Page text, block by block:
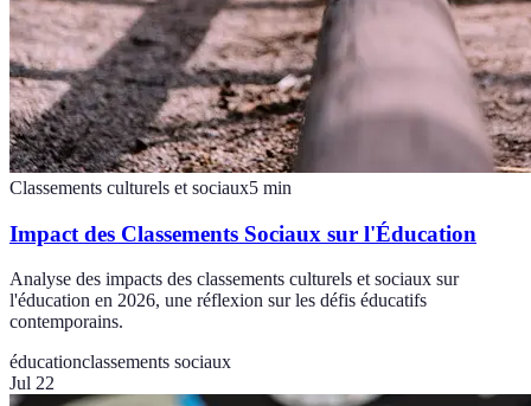
Classements culturels et sociaux5 min
Impact des Classements Sociaux sur l'Éducation
Analyse des impacts des classements culturels et sociaux sur
l'éducation en 2026, une réflexion sur les défis éducatifs
contemporains.
éducationclassements sociaux
Jul 22